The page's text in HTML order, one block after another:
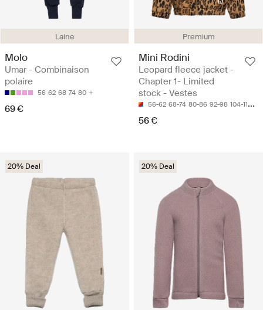
Laine
Molo
Umar - Combinaison
polaire
56 62 68 74 80
69 €
Premium
Mini Rodini
Leopard fleece jacket -
Chapter 1- Limited
stock - Vestes
56-62 68-74 80-86 92-98 104-110
56 €
20% Deal 20% Deal